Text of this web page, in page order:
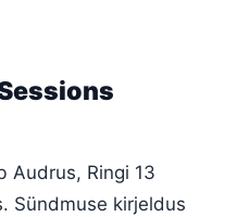
Audrus, Ringi 13
Sündmuse kirjeldus